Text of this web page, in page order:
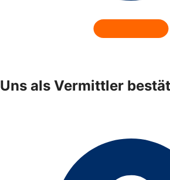
Uns als Vermittler